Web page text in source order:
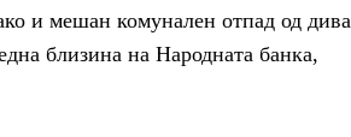
и мешан комунален отпад од дива
близина на Народната банка,